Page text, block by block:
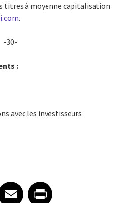
titres à moyenne capitalisation
.
-30-
:
avec les investisseurs
Facebookarticle on Email
EmailShare article on Print